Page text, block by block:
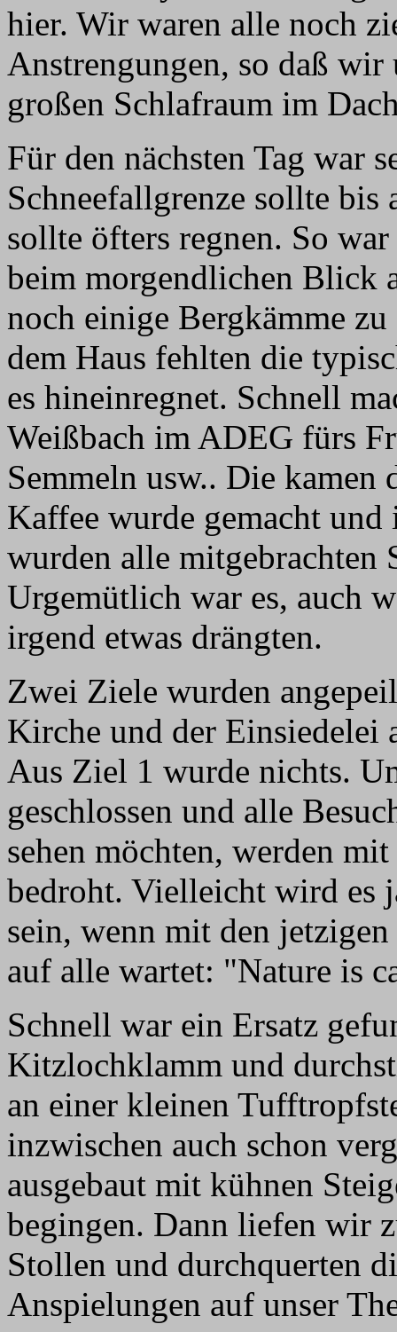
hier. Wir waren alle noch
Anstrengungen, so daß
großen Schlafraum im
Für den nächsten Tag war
Schneefallgrenze sollte
sollte öfters regnen. So
beim morgendlichen Blick
noch einige Bergkämme
dem Haus fehlten die
es hineinregnet. Schnell
Weißbach im ADEG fürs
Semmeln usw.. Die kamen
Kaffee wurde gemacht
wurden alle mitgebrachten
Urgemütlich war es, auch
irgend etwas drängten.
Zwei Ziele wurden
Kirche und der Einsiedelei
Aus Ziel 1 wurde nichts.
geschlossen und alle
sehen möchten, werden
bedroht. Vielleicht wird es
sein, wenn mit den
auf alle wartet: "Nature is
Schnell war ein Ersatz
Kitzlochklamm und
an einer kleinen
inzwischen auch schon
ausgebaut mit kühnen
begingen. Dann liefen wir
Stollen und durchquerten
Anspielungen auf unser